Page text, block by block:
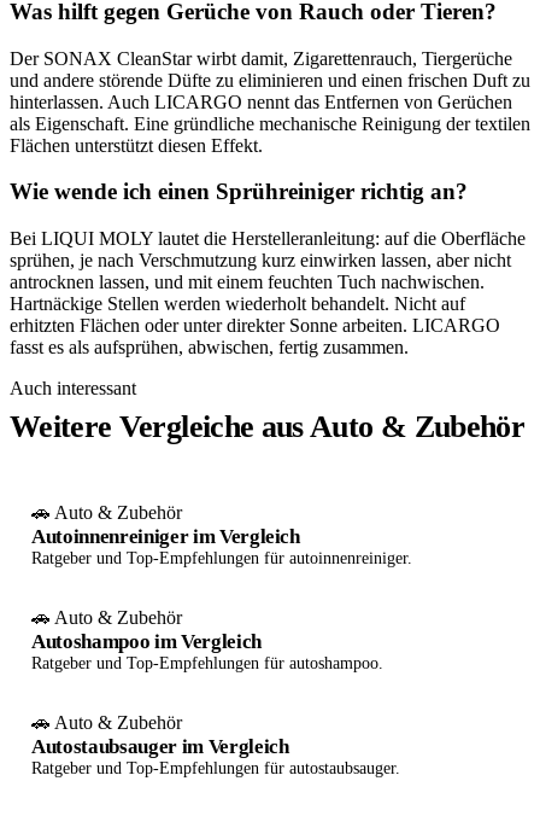
Was hilft gegen Gerüche von Rauch oder Tieren?
Der SONAX CleanStar wirbt damit, Zigarettenrauch, Tiergerüche
und andere störende Düfte zu eliminieren und einen frischen Duft zu
hinterlassen. Auch LICARGO nennt das Entfernen von Gerüchen
als Eigenschaft. Eine gründliche mechanische Reinigung der textilen
Flächen unterstützt diesen Effekt.
Wie wende ich einen Sprühreiniger richtig an?
Bei LIQUI MOLY lautet die Herstelleranleitung: auf die Oberfläche
sprühen, je nach Verschmutzung kurz einwirken lassen, aber nicht
antrocknen lassen, und mit einem feuchten Tuch nachwischen.
Hartnäckige Stellen werden wiederholt behandelt. Nicht auf
erhitzten Flächen oder unter direkter Sonne arbeiten. LICARGO
fasst es als aufsprühen, abwischen, fertig zusammen.
Auch interessant
Weitere Vergleiche aus Auto & Zubehör
🚗 Auto & Zubehör
Autoinnenreiniger im Vergleich
Ratgeber und Top-Empfehlungen für autoinnenreiniger.
🚗 Auto & Zubehör
Autoshampoo im Vergleich
Ratgeber und Top-Empfehlungen für autoshampoo.
🚗 Auto & Zubehör
Autostaubsauger im Vergleich
Ratgeber und Top-Empfehlungen für autostaubsauger.